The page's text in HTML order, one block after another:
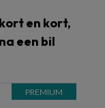
en kort,
een bil